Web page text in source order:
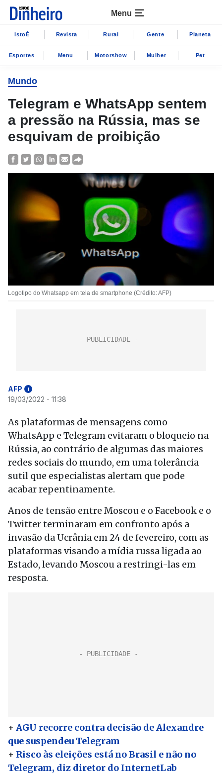
Menu
IstoÉ Revista Rural Gente Planeta
Esportes Menu Motorshow Mulher Pet
Mundo
Telegram e WhatsApp sentem
a pressão na Rússia, mas se
esquivam de proibição
Logotipo do Whatsapp em tela de smartphone (Crédito: AFP)
AFP i
19/03/2022 - 11:38
As plataformas de mensagens como
WhatsApp e Telegram evitaram o bloqueio na
Rússia, ao contrário de algumas das maiores
redes sociais do mundo, em uma tolerância
sutil que especialistas alertam que pode
acabar repentinamente.
Anos de tensão entre Moscou e o Facebook e o
Twitter terminaram em confronto após a
invasão da Ucrânia em 24 de fevereiro, com as
plataformas visando a mídia russa ligada ao
Estado, levando Moscou a restringi-las em
resposta.
+ AGU recorre contra decisão de Alexandre
que suspendeu Telegram
+ Risco às eleições está no Brasil e não no
Telegram, diz diretor do InternetLab